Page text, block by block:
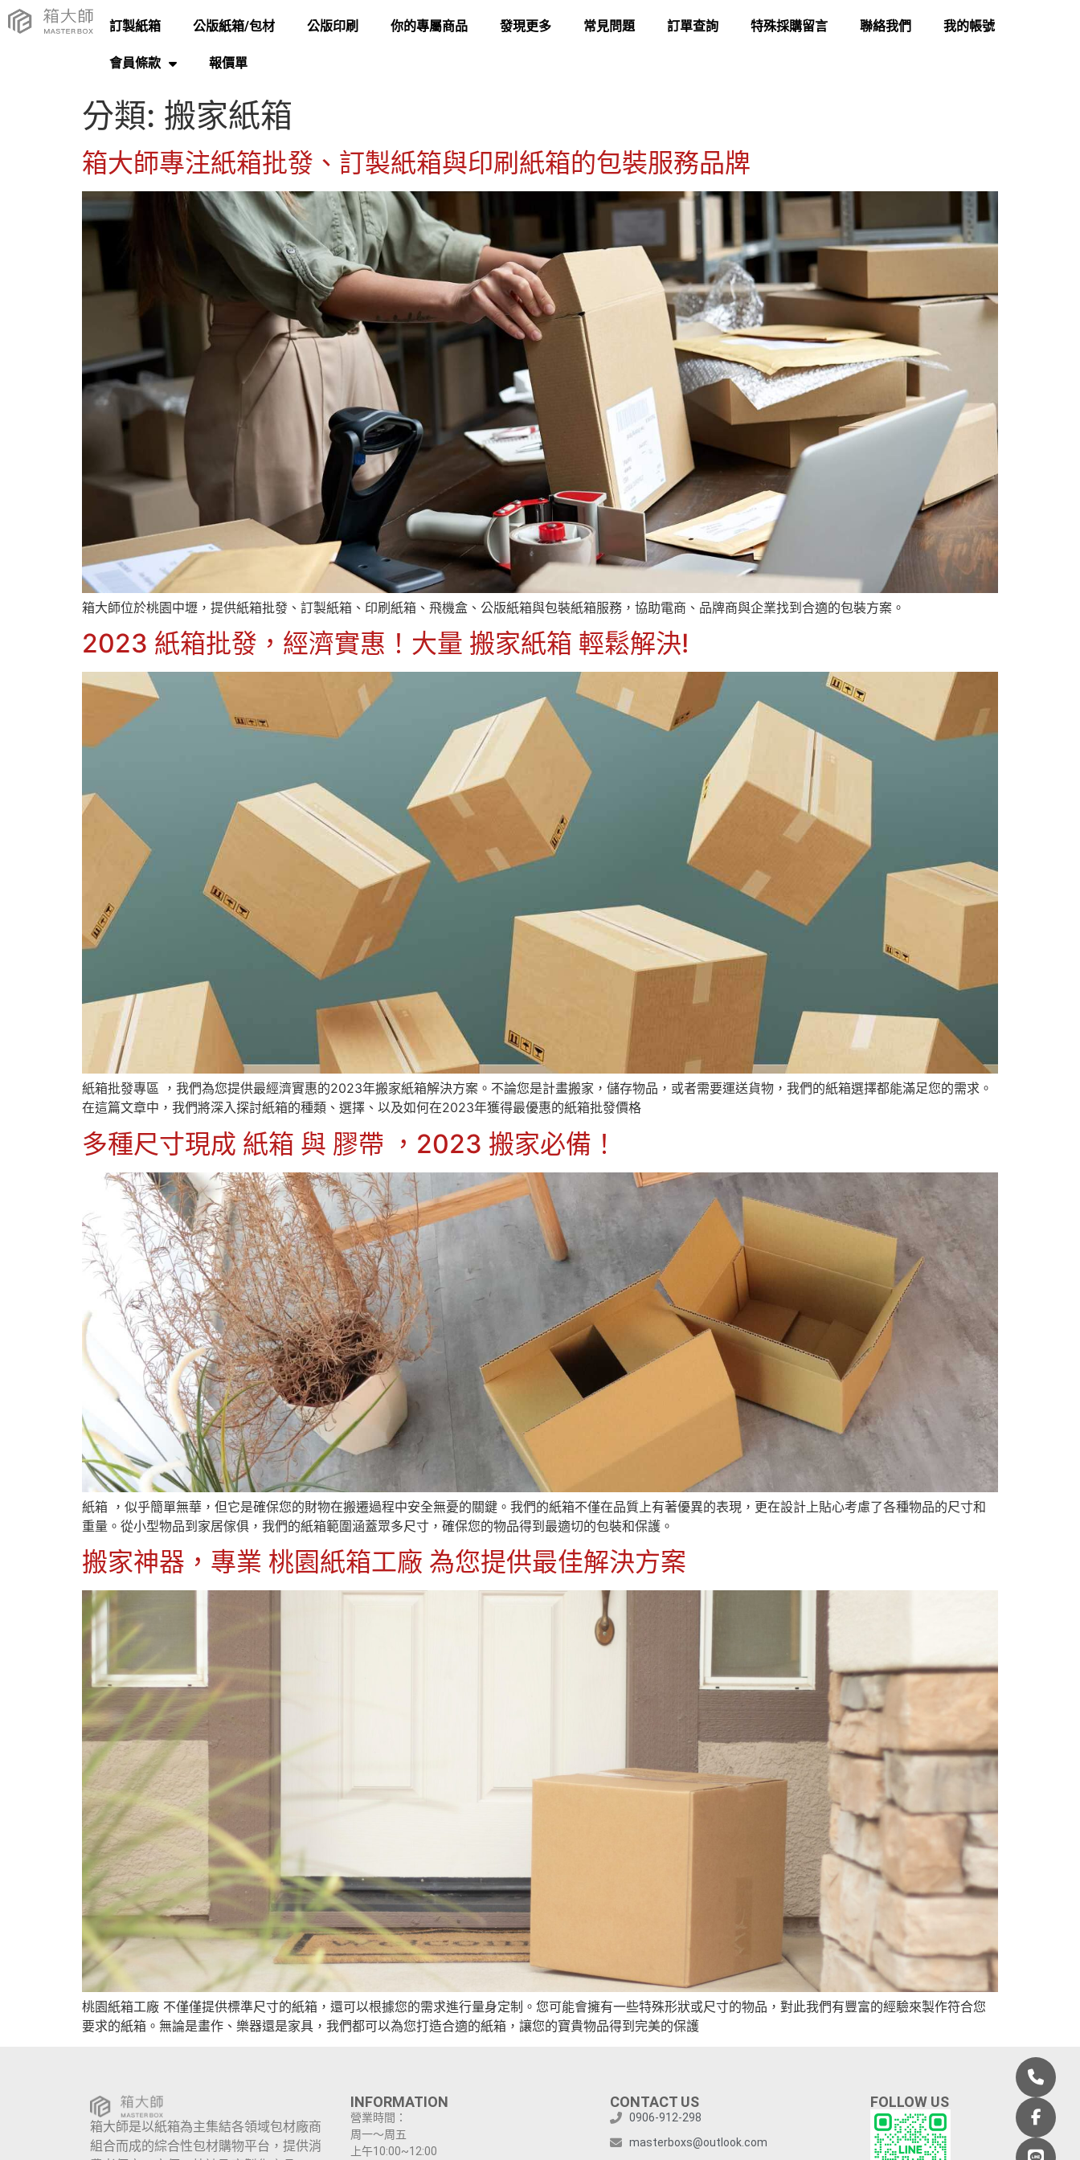
訂製紙箱 公版紙箱/包材 公版印刷 你的專屬商品 發現更多 常見問題 訂單查詢 特殊採購留言 聯絡我們 我的帳號
會員條款 報價單
分類: 搬家紙箱
箱大師專注紙箱批發、訂製紙箱與印刷紙箱的包裝服務品牌
箱大師位於桃園中壢，提供紙箱批發、訂製紙箱、印刷紙箱、飛機盒、公版紙箱與包裝紙箱服務，協助電商、品牌商與企業找到合適的包裝方案。
2023 紙箱批發，經濟實惠！大量 搬家紙箱 輕鬆解決!
紙箱批發專區 ，我們為您提供最經濟實惠的2023年搬家紙箱解決方案。不論您是計畫搬家，儲存物品，或者需要運送貨物，我們的紙箱選擇都能滿足您的需求。
在這篇文章中，我們將深入探討紙箱的種類、選擇、以及如何在2023年獲得最優惠的紙箱批發價格
多種尺寸現成 紙箱 與 膠帶 ，2023 搬家必備！
紙箱 ，似乎簡單無華，但它是確保您的財物在搬遷過程中安全無憂的關鍵。我們的紙箱不僅在品質上有著優異的表現，更在設計上貼心考慮了各種物品的尺寸和
重量。從小型物品到家居傢俱，我們的紙箱範圍涵蓋眾多尺寸，確保您的物品得到最適切的包裝和保護。
搬家神器，專業 桃園紙箱工廠 為您提供最佳解決方案
桃園紙箱工廠 不僅僅提供標準尺寸的紙箱，還可以根據您的需求進行量身定制。您可能會擁有一些特殊形狀或尺寸的物品，對此我們有豐富的經驗來製作符合您
要求的紙箱。無論是畫作、樂器還是家具，我們都可以為您打造合適的紙箱，讓您的寶貴物品得到完美的保護
箱大師是以紙箱為主集結各領域包材廠商
組合而成的綜合性包材購物平台，提供消
INFORMATION
營業時間：
周一～周五
上午10:00~12:00
CONTACT US
0906-912-298
masterboxs@outlook.com
FOLLOW US